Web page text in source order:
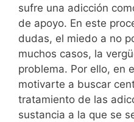
sufre una adicción
de apoyo. En este
dudas, el miedo a no
muchos casos, la
problema. Por ello, en
motivarte a buscar
tratamiento de las
sustancia a la que se